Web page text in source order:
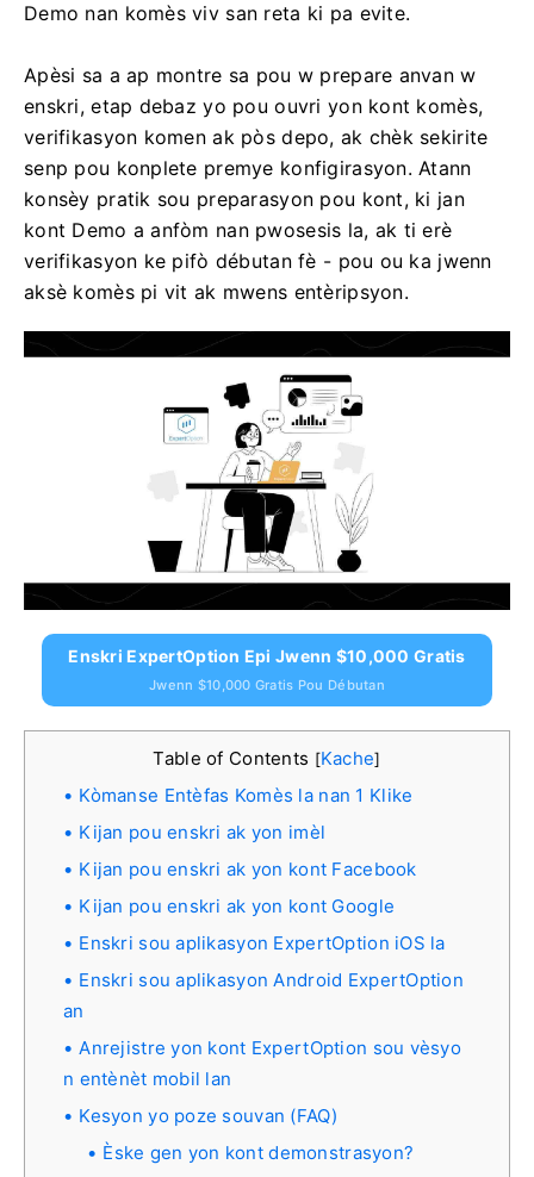
Demo nan komès viv san reta ki pa evite.
Apèsi sa a ap montre sa pou w prepare anvan w
enskri, etap debaz yo pou ouvri yon kont komès,
verifikasyon komen ak pòs depo, ak chèk sekirite
senp pou konplete premye konfigirasyon. Atann
konsèy pratik sou preparasyon pou kont, ki jan
kont Demo a anfòm nan pwosesis la, ak ti erè
verifikasyon ke pifò débutan fè - pou ou ka jwenn
aksè komès pi vit ak mwens entèripsyon.
Enskri ExpertOption Epi Jwenn $10,000 Gratis
Jwenn $10,000 Gratis Pou Débutan
Table of Contents [Kache]
Kòmanse Entèfas Komès la nan 1 Klike
Kijan pou enskri ak yon imèl
Kijan pou enskri ak yon kont Facebook
Kijan pou enskri ak yon kont Google
Enskri sou aplikasyon ExpertOption iOS la
Enskri sou aplikasyon Android ExpertOption
an
Anrejistre yon kont ExpertOption sou vèsyo
n entènèt mobil lan
Kesyon yo poze souvan (FAQ)
Èske gen yon kont demonstrasyon?